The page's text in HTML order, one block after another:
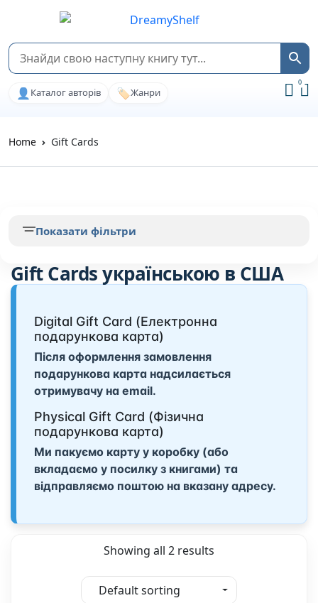
👤 Каталог авторів 🏷️Жанри
0
Home Gift Cards
Gift Cards українською в США
Digital Gift Card (Електронна
подарункова карта)
Після оформлення замовлення
подарункова карта надсилається
отримувачу на email.
Physical Gift Card (Фізична
подарункова карта)
Ми пакуємо карту у коробку (або
вкладаємо у посилку з книгами) та
відправляємо поштою на вказану адресу.
Showing all 2 results
Default sorting
Показати фільтри